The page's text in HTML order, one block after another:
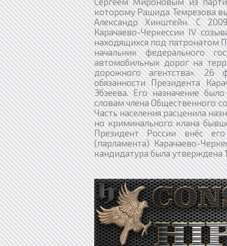
которому Рашида Темрезова
Александр Хинштейн. С
Карачаево-Черкессии IV
находящихся под патронатом
начальник федерального
автомобильных дорог на
дорожного агентства». 26
обязанности Президента
Эбзеева. Его назначение
словам члена Общественного
Часть населения расценила
но криминального клана
Президент России внёс
(парламента) Карачаево-
кандидатура была утверждена